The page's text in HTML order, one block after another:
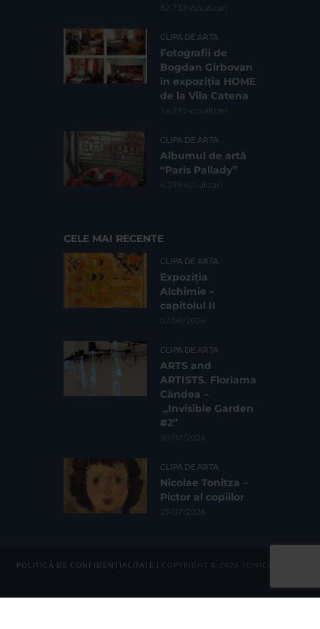
62.733 vizualizari
CLIPA DE ARTA
Fotografii de
Bogdan Gîrbovan
în expoziția HOME
de la Vila Catena
16.215 vizualizari
CLIPA DE ARTA
Albumul de artă
“Paris Pallady”
6.599 vizualizari
CELE MAI RECENTE
CLIPA DE ARTA
Expoziția
Alchimie –
capitolul II
07/08/2026
CLIPA DE ARTA
ARTS and
ARTISTS. Floriama
Cândea –
„Invisible Garden
#2”
30/07/2026
CLIPA DE ARTA
Nicolae Tonitza –
Pictor al copiilor
29/07/2026
POLITICĂ DE CONFIDENȚIALITATE | COPYRIGHT © 2026 TONICA GROUP